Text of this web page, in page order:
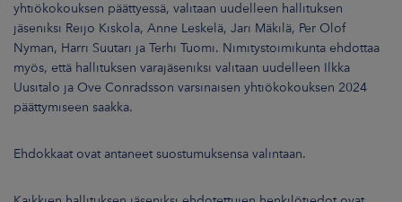
yhtiökokouksen päättyessä, valitaan uudelleen hallituksen
jäseniksi Reijo Kiskola, Anne Leskelä, Jari Mäkilä, Per Olof
Nyman, Harri Suutari ja Terhi Tuomi. Nimitystoimikunta ehdottaa
myös, että hallituksen varajäseniksi valitaan uudelleen Ilkka
Uusitalo ja Ove Conradsson varsinaisen yhtiökokouksen 2024
päättymiseen saakka.
Ehdokkaat ovat antaneet suostumuksensa valintaan.